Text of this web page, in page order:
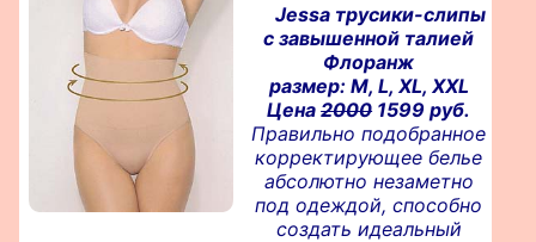
Jessa трусики-слипы
с завышенной талией
Флоранж
размер: M, L, XL, XXL
Цена20001599 руб.
Правильно подобранное
корректирующее белье
абсолютно незаметно
под одеждой, способно
создать идеальный